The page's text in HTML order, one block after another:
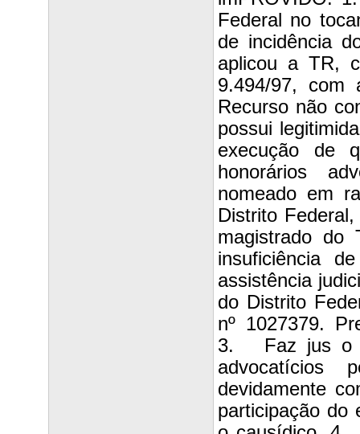
Federal no
de incidência
aplicou a TR,
9.494/97, com
Recurso não
possui
execução de
honorários
nomeado em
Distrito
magistrado do
insuficiência
assistência
do Distrito
nº 1027379.
3. Faz jus o
advocatícios
devidamente
participação do